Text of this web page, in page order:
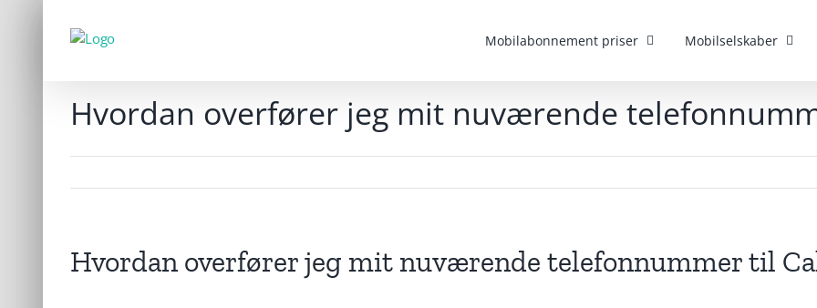
Mobilabonnement priser Mobilselskaber
Hvordan overfører jeg mit nuværende
Hvordan overfører jeg mit nuværende telefonnummer til